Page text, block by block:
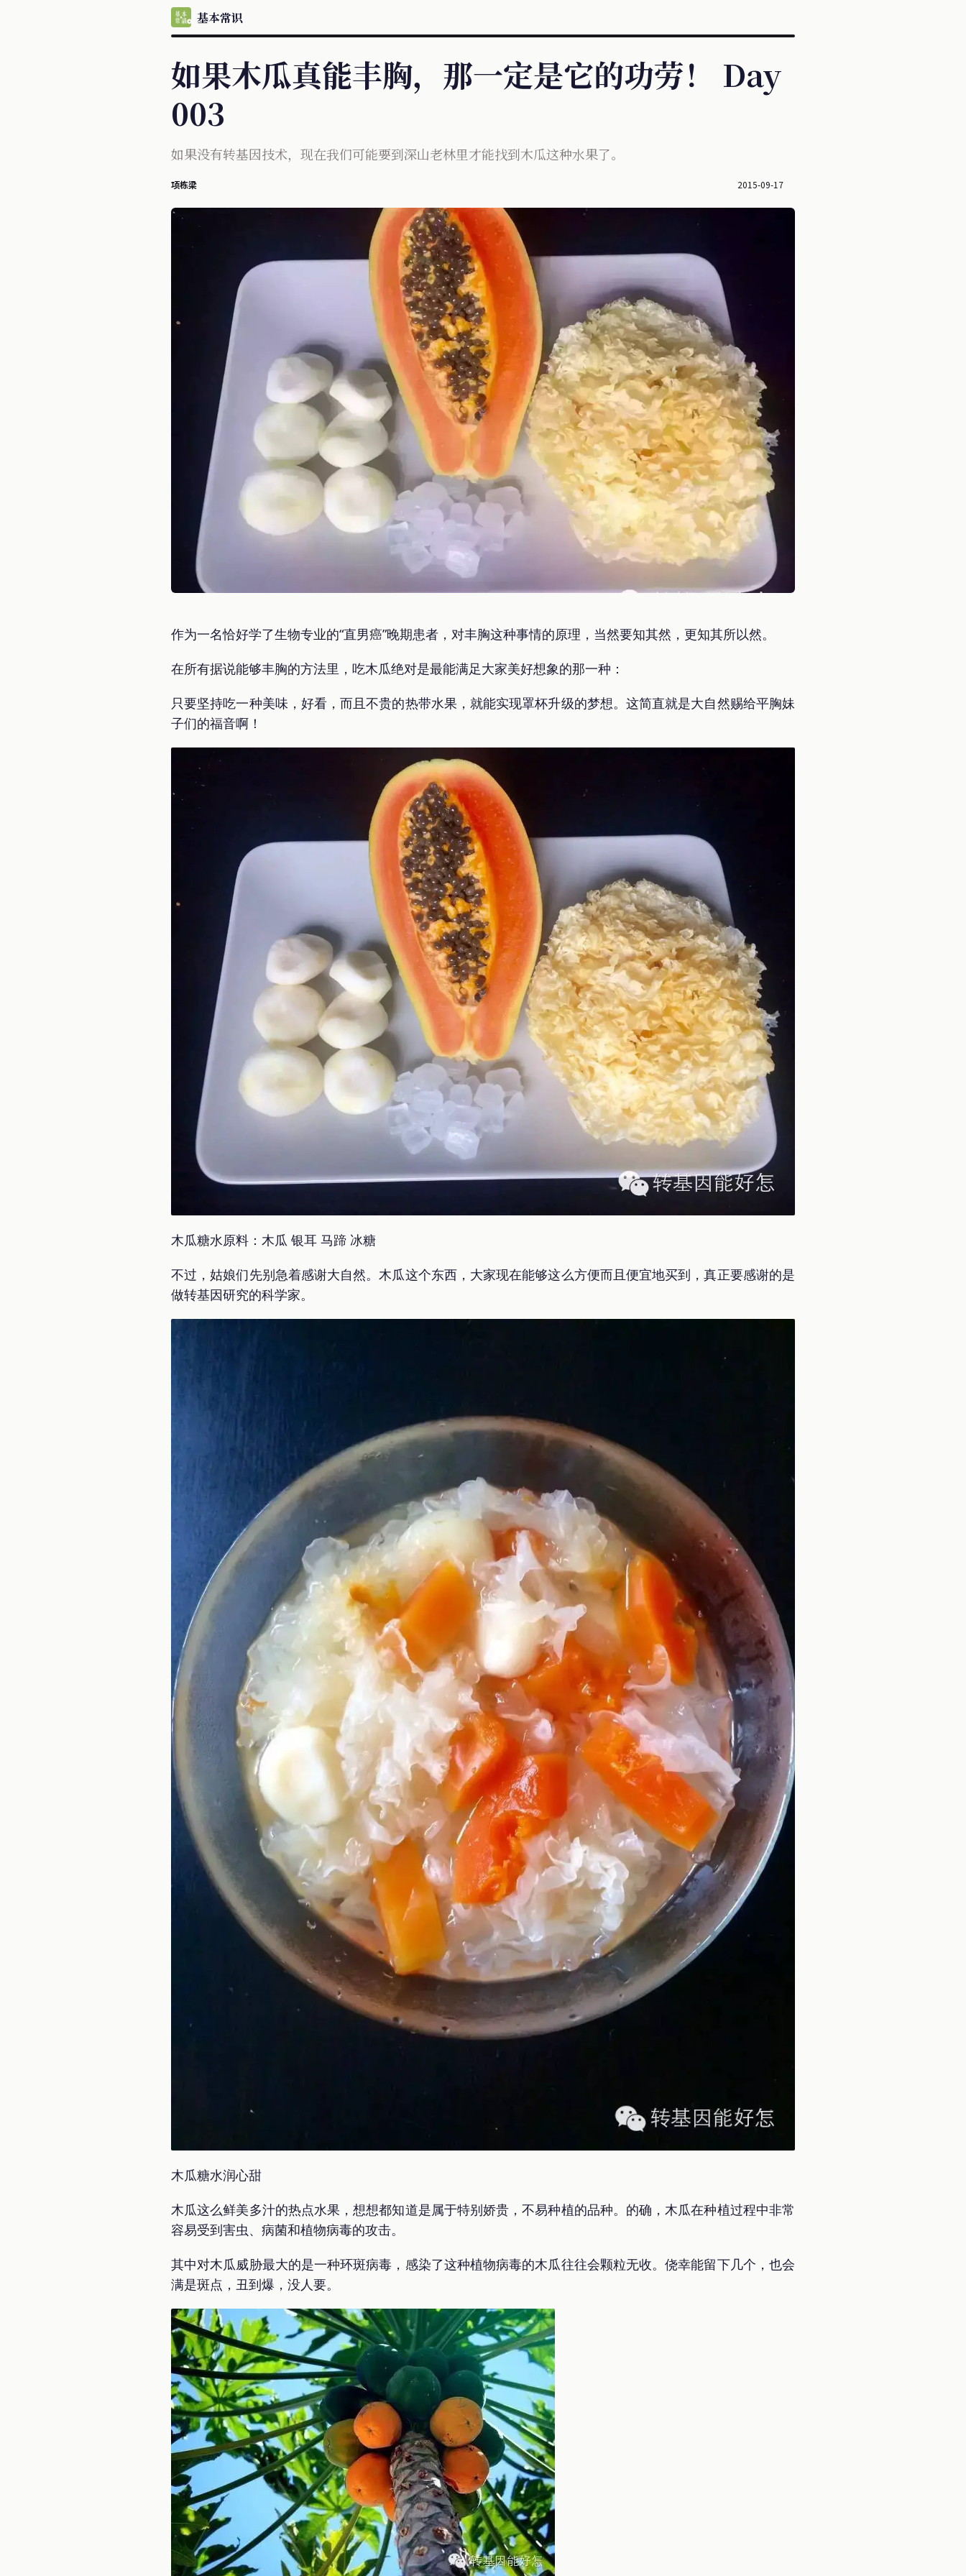
基本常识
如果木瓜真能丰胸，那一定是它的功劳！ Day
003
如果没有转基因技术，现在我们可能要到深山老林里才能找到木瓜这种水果了。
项栋梁 2015-09-17
作为一名恰好学了生物专业的“直男癌”晚期患者，对丰胸这种事情的原理，当然要知其然，更知其所以然。
在所有据说能够丰胸的方法里，吃木瓜绝对是最能满足大家美好想象的那一种：
只要坚持吃一种美味，好看，而且不贵的热带水果，就能实现罩杯升级的梦想。这简直就是大自然赐给平胸妹
子们的福音啊！
木瓜糖水原料：木瓜 银耳 马蹄 冰糖
不过，姑娘们先别急着感谢大自然。木瓜这个东西，大家现在能够这么方便而且便宜地买到，真正要感谢的是
做转基因研究的科学家。
木瓜糖水润心甜
木瓜这么鲜美多汁的热点水果，想想都知道是属于特别娇贵，不易种植的品种。的确，木瓜在种植过程中非常
容易受到害虫、病菌和植物病毒的攻击。
其中对木瓜威胁最大的是一种环斑病毒，感染了这种植物病毒的木瓜往往会颗粒无收。侥幸能留下几个，也会
满是斑点，丑到爆，没人要。